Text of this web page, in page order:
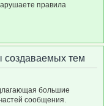
правила
создаваемых тем
большие
сообщения.